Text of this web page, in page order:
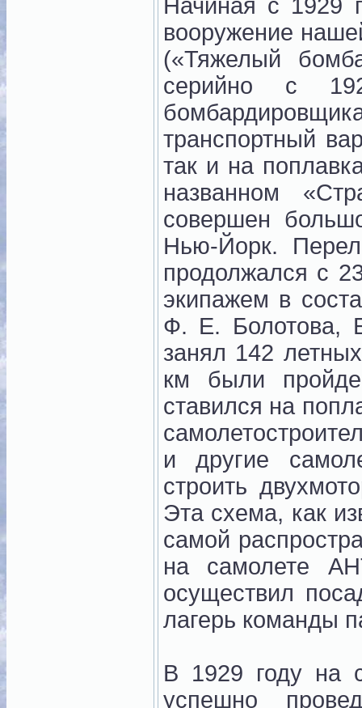
Начиная с 1929
вооружение
(«Тяжелый
серийно с
транспортный
так и на
названном
совершен
Нью-Йорк.
продолжался с
экипажем в
Ф. Е. Болотова,
занял 142
км были
ставился на
и другие
строить
Эта схема, как
самой
на самолете
осуществил
лагерь команды
В 1929 году на
успешно